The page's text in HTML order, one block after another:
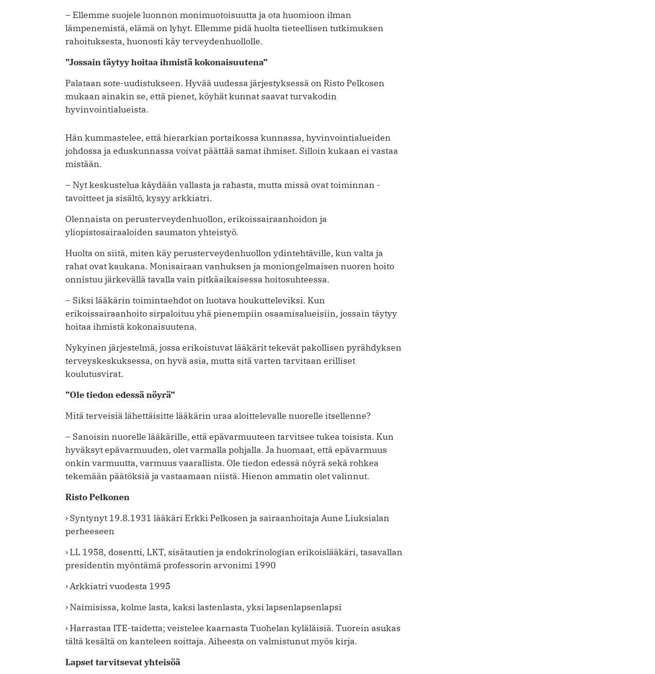
– Ellemme suojele luonnon monimuotoisuutta ja ota huomioon ilman
lämpenemistä, elämä on lyhyt. Ellemme pidä huolta tieteellisen tutkimuksen
rahoituksesta, huonosti käy terveydenhuollolle.
”Jossain täytyy hoitaa ihmistä kokonaisuutena”
Palataan sote-uudistukseen. Hyvää ­uudessa järjestyksessä on Risto Pelkosen
mukaan ainakin se, että pienet, köyhät kunnat saavat turvakodin
hyvinvointialueista.
Hän kummastelee, että hierarkian portaikossa kunnassa, hyvinvointialueiden
johdossa ja eduskunnassa voivat päättää samat ihmiset. Silloin kukaan ei vastaa
mistään.
– Nyt keskustelua käydään vallasta ja rahasta, mutta missä ovat toiminnan ­
tavoitteet ja sisältö, kysyy arkkiatri.
Olennaista on perusterveydenhuollon, erikoissairaanhoidon ja
yliopistosairaaloiden saumaton yhteistyö.
Huolta on siitä, miten käy perusterveydenhuollon ydintehtäville, kun valta ja
rahat ovat kaukana. Monisairaan vanhuksen ja moniongelmaisen nuoren hoito
onnistuu järkevällä tavalla vain pitkäaikaisessa hoitosuhteessa.
– Siksi lääkärin toimintaehdot on luotava houkutteleviksi. Kun
erikoissairaanhoito sirpaloituu yhä pienempiin osaamisalueisiin, jossain täytyy
hoitaa ihmistä kokonaisuutena.
Nykyinen järjestelmä, jossa erikoistuvat lääkärit tekevät pakollisen pyrähdyksen
terveyskeskuksessa, on hyvä asia, mutta sitä varten tarvitaan erilliset
koulutusvirat.
”Ole tiedon edessä nöyrä”
Mitä terveisiä lähettäisitte lääkärin uraa aloittelevalle nuorelle itsellenne?
– Sanoisin nuorelle lääkärille, että epävarmuuteen tarvitsee tukea toisista. Kun
hyväksyt epävarmuuden, olet varmalla pohjalla. Ja huomaat, että epävarmuus
onkin varmuutta, varmuus vaarallista. Ole tiedon edessä nöyrä sekä rohkea
tekemään päätöksiä ja vastaamaan niistä. Hienon ammatin olet ­valinnut.
Risto Pelkonen
› Syntynyt 19.8.1931 lääkäri Erkki Pelkosen ja sairaan­hoitaja Aune Liuksialan
perheeseen
› LL 1958, dosentti, LKT, sisätautien ja endokrino­logian erikoislääkäri, ­tasavallan
presidentin myöntämä professorin arvonimi 1990
› Arkkiatri vuodesta 1995
› Naimisissa, kolme lasta, kaksi lastenlasta, yksi lapsenlapsenlapsi
› Harrastaa ITE-taidetta; veistelee kaarnasta Tuohelan kyläläisiä. Tuorein asukas
tältä kesältä on kanteleen soittaja. Aiheesta on valmistunut myös kirja.
Lapset tarvitsevat yhteisöä